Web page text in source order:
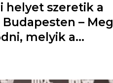
helyet szeretik a
– Meg
melyik a